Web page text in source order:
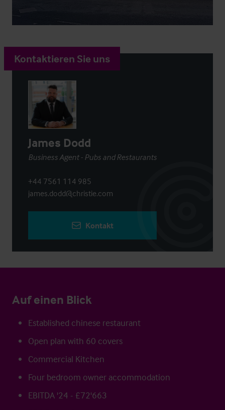
Kontaktieren Sie uns
James Dodd
Business Agent - Pubs and Restaurants
+44 7561 114 985
james.dodd@christie.com
Kontakt
Auf einen Blick
Established chinese restaurant
Open plan with 60 covers
Commercial Kitchen
Four bedroom owner accommodation
EBITDA '24 - £72'663